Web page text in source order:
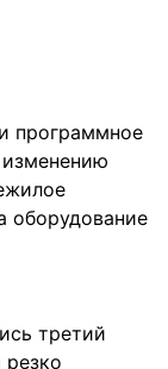
программное
оборудование
третий